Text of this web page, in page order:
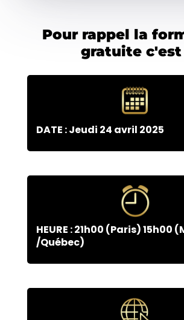
Pour rappel la
gratuite c'est
DATE : Jeudi 24 avril 2025
HEURE : 21h00 (Paris) 15h00
/Québec)